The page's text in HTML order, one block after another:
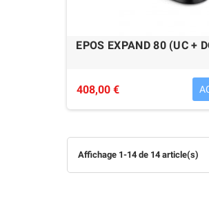
EPOS EXPAND 80 (UC +
408,00 €
Affichage 1-14 de 14 article(s)